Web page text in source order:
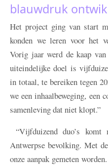
blauwdruk
Het project ging van start
konden we leren voor het
Vorig jaar werd de kaap
uiteindelijke doel is
in totaal, te bereiken tegen
we een inhaalbeweging, een
samenleving dat niet klopt.”
“Vijfduizend duo’s
Antwerpse bevolking. Met
onze aanpak gemeten